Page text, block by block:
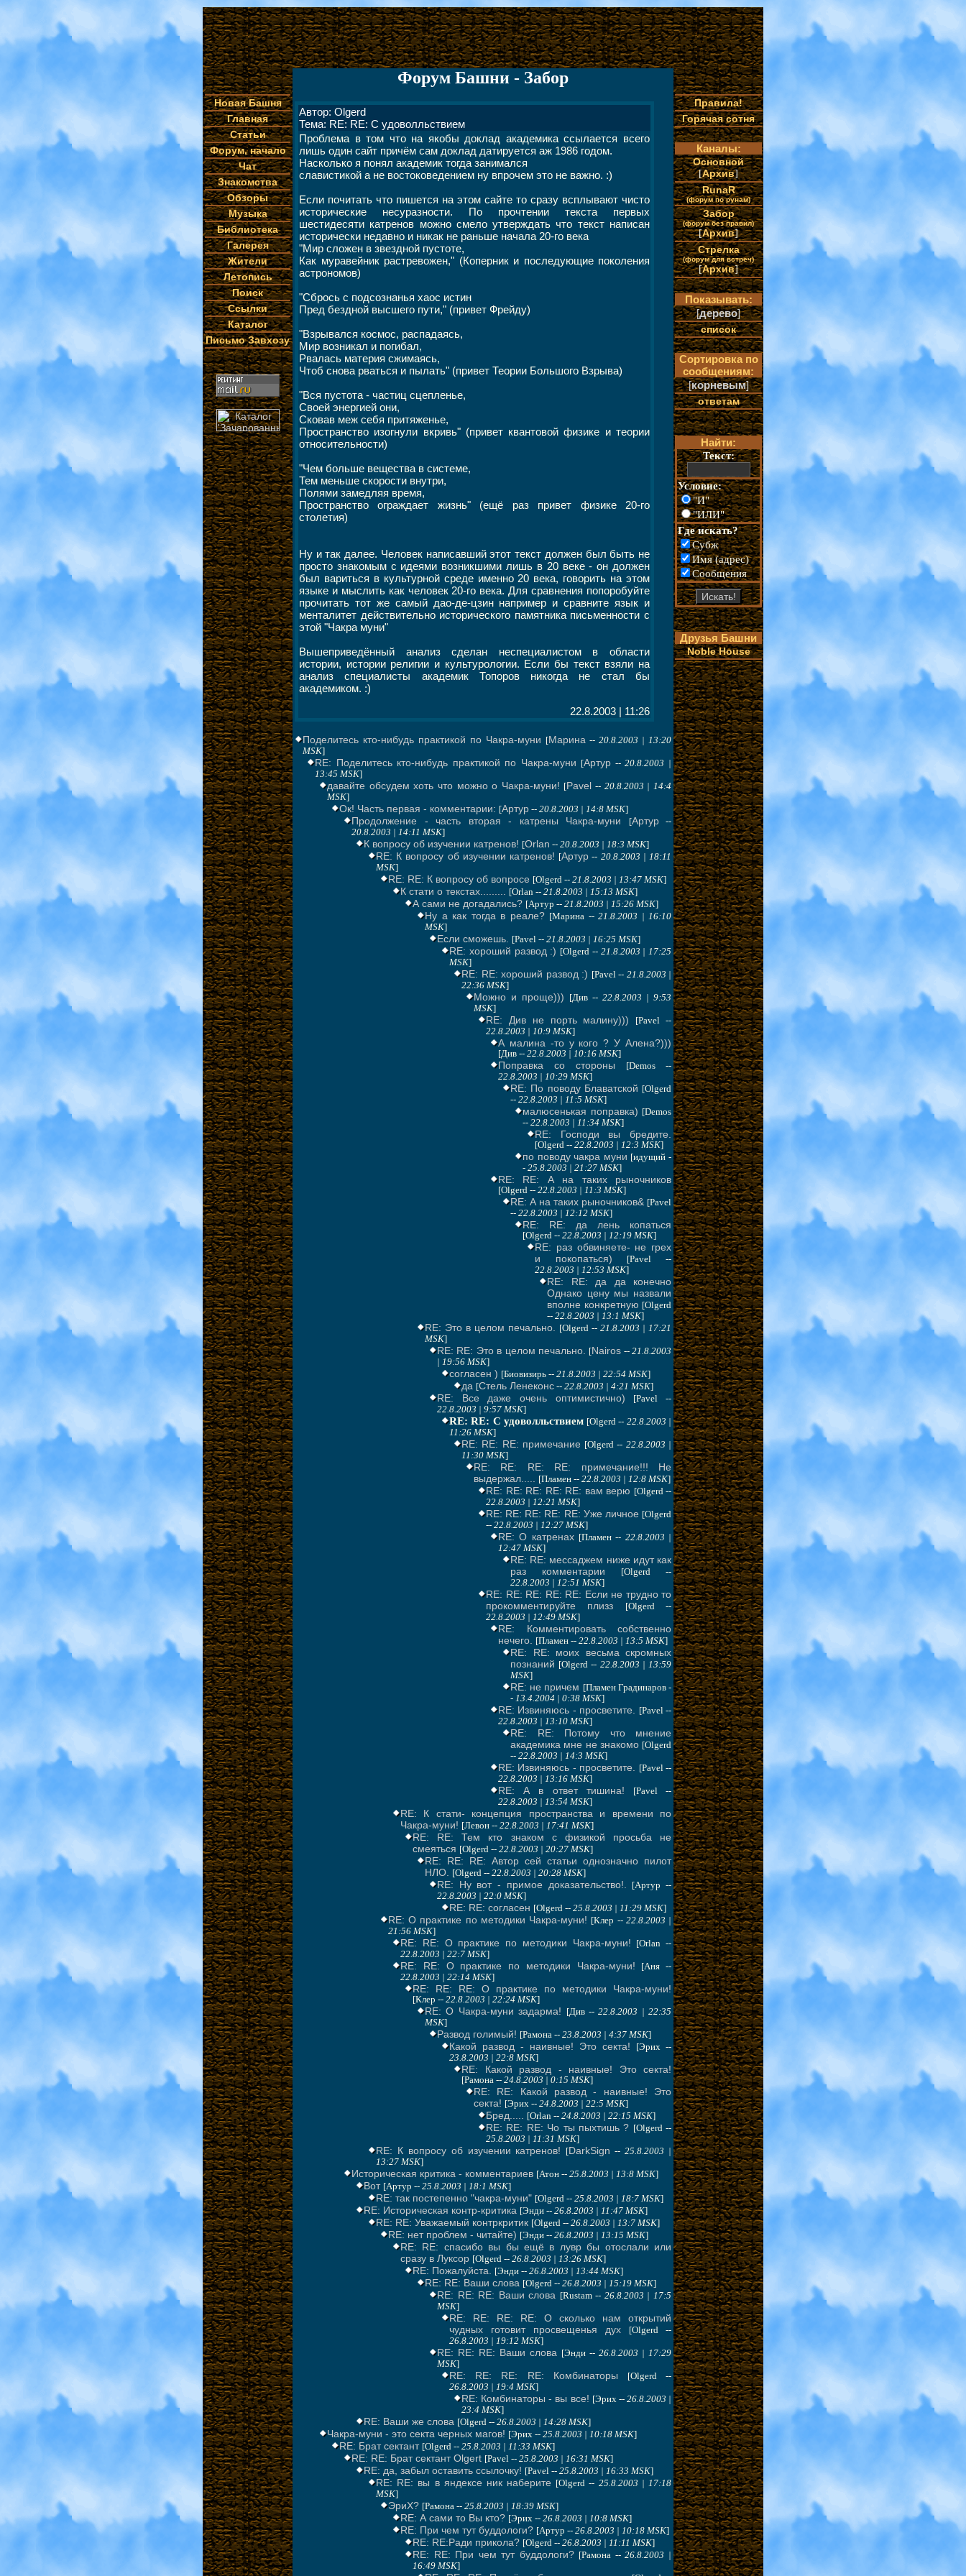
Новая Башня
Главная
Статьи
Форум, начало
Чат
Знакомства
Обзоры
Музыка
Библиотека
Галерея
Жители
Летопись
Поиск
Ссылки
Каталог
Письмо Завхозу
Форум Башни - Забор
Автор: Olgerd
Тема: RE: RE: С удоволльствием
Проблема в том что на якобы доклад академика ссылается всего
лишь один сайт причём сам доклад датируется аж 1986 годом.
Насколько я понял академик тогда занимался
славистикой а не востоковедением ну впрочем это не важно. :)
Если почитать что пишется на этом сайте то сразу всплывают чисто
исторические несуразности. По прочтении текста первых
шестидесяти катренов можно смело утверждать что текст написан
исторически недавно и никак не раньше начала 20-го века
"Мир сложен в звездной пустоте,
Как муравейник растревожен," (Коперник и последующие поколения
астрономов)
"Сбрось с подсознанья хаос истин
Пред бездной высшего пути," (привет Фрейду)
"Взрывался космос, распадаясь,
Мир возникал и погибал,
Рвалась материя сжимаясь,
Чтоб снова рваться и пылать" (привет Теории Большого Взрыва)
"Вся пустота - частиц сцепленье,
Своей энергией они,
Сковав меж себя притяженье,
Пространство изогнули вкривь" (привет квантовой физике и теории
относительности)
"Чем больше вещества в системе,
Тем меньше скорости внутри,
Полями замедляя время,
Пространство ограждает жизнь" (ещё раз привет физике 20-го
столетия)
Ну и так далее. Человек написавший этот текст должен был быть не
просто знакомым с идеями возникшими лишь в 20 веке - он должен
был вариться в культурной среде именно 20 века, говорить на этом
языке и мыслить как человек 20-го века. Для сравнения попоробуйте
прочитать тот же самый дао-де-цзин например и сравните язык и
менталитет действительно исторического памятника письменности с
этой "Чакра муни"
Вышеприведённый анализ сделан неспециалистом в области
истории, истории религии и культурологии. Если бы текст взяли на
анализ специалисты академик Топоров никогда не стал бы
академиком. :)
22.8.2003 | 11:26
Поделитесь кто-нибудь практикой по Чакра-муни [Марина -- 20.8.2003 | 13:20
MSK]
RE: Поделитесь кто-нибудь практикой по Чакра-муни [Артур --20.8.2003 |
13:45 MSK]
давайте обсудем хоть что можно о Чакра-муни! [Pavel -- 20.8.2003 | 14:4
MSK]
Ок! Часть первая - комментарии: [Артур -- 20.8.2003 | 14:8 MSK]
Продолжение - часть вторая - катрены Чакра-муни [Артур--
20.8.2003 | 14:11 MSK]
К вопросу об изучении катренов! [Orlan -- 20.8.2003 | 18:3 MSK]
RE: К вопросу об изучении катренов! [Артур -- 20.8.2003 | 18:11
MSK]
RE: RE: К вопросу об вопросе [Olgerd -- 21.8.2003 | 13:47 MSK]
К стати о текстах......... [Orlan -- 21.8.2003 | 15:13 MSK]
А сами не догадались? [Артур -- 21.8.2003 | 15:26 MSK]
Ну а как тогда в реале? [Марина -- 21.8.2003 | 16:10
MSK]
Если сможешь. [Pavel -- 21.8.2003 | 16:25 MSK]
RE: хороший развод :) [Olgerd -- 21.8.2003 | 17:25
MSK]
RE: RE: хороший развод :) [Pavel -- 21.8.2003 |
22:36 MSK]
Можно и проще))) [Див -- 22.8.2003 | 9:53
MSK]
RE: Див не порть малину)))
[Pavel --
22.8.2003 | 10:9 MSK]
А малина -то у кого ? У Алена?)))
[Див -- 22.8.2003 | 10:16 MSK]
Поправка со стороны
[Demos --
22.8.2003 | 10:29 MSK]
RE: По поводу Блаватской [Olgerd
-- 22.8.2003 | 11:5 MSK]
малюсенькая поправка) [Demos
-- 22.8.2003 | 11:34 MSK]
RE: Господи вы бредите.
[Olgerd -- 22.8.2003 | 12:3 MSK]
по поводу чакра муни [идущий -
- 25.8.2003 | 21:27 MSK]
RE: RE: А на таких рыночников
[Olgerd -- 22.8.2003 | 11:3 MSK]
RE: А на таких рыночников& [Pavel
-- 22.8.2003 | 12:12 MSK]
RE: RE: да лень копаться
[Olgerd -- 22.8.2003 | 12:19 MSK]
RE: раз обвиняете- не грех
и покопаться)
[Pavel --
22.8.2003 | 12:53 MSK]
RE: RE: да да конечно
Однако цену мы назвали
вполне конкретную [Olgerd
-- 22.8.2003 | 13:1 MSK]
RE: Это в целом печально. [Olgerd -- 21.8.2003 | 17:21
MSK]
RE: RE: Это в целом печально. [Nairos -- 21.8.2003
| 19:56 MSK]
согласен ) [Биовизирь -- 21.8.2003 | 22:54 MSK]
да [Стель Ленеконс -- 22.8.2003 | 4:21 MSK]
RE: Все даже очень оптимистично)
[Pavel --
22.8.2003 | 9:57 MSK]
RE: RE: С удоволльствием [Olgerd -- 22.8.2003 |
11:26 MSK]
RE: RE: RE: примечание [Olgerd -- 22.8.2003 |
11:30 MSK]
RE: RE: RE: RE: примечание!!! Не
выдержал.....
[Пламен -- 22.8.2003 | 12:8 MSK]
RE: RE: RE: RE: RE: вам верю [Olgerd --
22.8.2003 | 12:21 MSK]
RE: RE: RE: RE: RE: Уже личное [Olgerd
-- 22.8.2003 | 12:27 MSK]
RE: О катренах [Пламен -- 22.8.2003 |
12:47 MSK]
RE: RE: мессаджем ниже идут как
раз комментарии
[Olgerd --
22.8.2003 | 12:51 MSK]
RE: RE: RE: RE: RE: Если не трудно то
прокомментируйте плизз
[Olgerd --
22.8.2003 | 12:49 MSK]
RE: Комментировать собственно
нечего.
[Пламен -- 22.8.2003 | 13:5 MSK]
RE: RE: моих весьма скромных
познаний [Olgerd -- 22.8.2003 | 13:59
MSK]
RE: не причем [Пламен Градинаров -
- 13.4.2004 | 0:38 MSK]
RE: Извиняюсь - просветите.
[Pavel --
22.8.2003 | 13:10 MSK]
RE: RE: Потому что мнение
академика мне не знакомо [Olgerd
-- 22.8.2003 | 14:3 MSK]
RE: Извиняюсь - просветите.
[Pavel --
22.8.2003 | 13:16 MSK]
RE: А в ответ тишина!
[Pavel --
22.8.2003 | 13:54 MSK]
RE: К стати- концепция пространства и времени по
Чакра-муни! [Левон -- 22.8.2003 | 17:41 MSK]
RE: RE: Тем кто знаком с физикой просьба не
смеяться [Olgerd -- 22.8.2003 | 20:27 MSK]
RE: RE: RE: Автор сей статьи однозначно пилот
НЛО.
[Olgerd -- 22.8.2003 | 20:28 MSK]
RE: Ну вот - примое доказательство!.
[Артур --
22.8.2003 | 22:0 MSK]
RE: RE: согласен [Olgerd -- 25.8.2003 | 11:29 MSK]
RE: О практике по методики Чакра-муни! [Клер -- 22.8.2003 |
21:56 MSK]
RE: RE: О практике по методики Чакра-муни!
[Orlan --
22.8.2003 | 22:7 MSK]
RE: RE: О практике по методики Чакра-муни!
[Аня --
22.8.2003 | 22:14 MSK]
RE: RE: RE: О практике по методики Чакра-муни!
[Клер -- 22.8.2003 | 22:24 MSK]
RE: О Чакра-муни задарма! [Див --22.8.2003 | 22:35
MSK]
Развод голимый! [Рамона -- 23.8.2003 | 4:37 MSK]
Какой развод - наивные! Это секта!
[Эрих --
23.8.2003 | 22:8 MSK]
RE: Какой развод - наивные! Это секта!
[Рамона -- 24.8.2003 | 0:15 MSK]
RE: RE: Какой развод - наивные! Это
секта! [Эрих -- 24.8.2003 | 22:5 MSK]
Бред..... [Orlan -- 24.8.2003 | 22:15 MSK]
RE: RE: RE: Чо ты пыхтишь ? [Olgerd --
25.8.2003 | 11:31 MSK]
RE: К вопросу об изучении катренов! [DarkSign --25.8.2003 |
13:27 MSK]
Историческая критика - комментариев [Атон -- 25.8.2003 | 13:8 MSK]
Вот [Артур -- 25.8.2003 | 18:1 MSK]
RE: так постепенно "чакра-муни" [Olgerd -- 25.8.2003 | 18:7 MSK]
RE: Историческая контр-критика [Энди -- 26.8.2003 | 11:47 MSK]
RE: RE: Уважаемый контркритик [Olgerd -- 26.8.2003 | 13:7 MSK]
RE: нет проблем - читайте) [Энди -- 26.8.2003 | 13:15 MSK]
RE: RE: спасибо вы бы ещё в лувр бы отослали или
сразу в Луксор [Olgerd -- 26.8.2003 | 13:26 MSK]
RE: Пожалуйста. [Энди -- 26.8.2003 | 13:44 MSK]
RE: RE: Ваши слова [Olgerd -- 26.8.2003 | 15:19 MSK]
RE: RE: RE: Ваши слова [Rustam -- 26.8.2003 | 17:5
MSK]
RE: RE: RE: RE: О сколько нам открытий
чудных готовит просвещенья дух
[Olgerd --
26.8.2003 | 19:12 MSK]
RE: RE: RE: Ваши слова [Энди -- 26.8.2003 | 17:29
MSK]
RE: RE: RE: RE: Комбинаторы
[Olgerd --
26.8.2003 | 19:4 MSK]
RE: Комбинаторы - вы все! [Эрих -- 26.8.2003 |
23:4 MSK]
RE: Ваши же слова [Olgerd -- 26.8.2003 | 14:28 MSK]
Чакра-муни - это секта черных магов! [Эрих -- 25.8.2003 | 10:18 MSK]
RE: Брат сектант [Olgerd -- 25.8.2003 | 11:33 MSK]
RE: RE: Брат сектант Olgert [Pavel -- 25.8.2003 | 16:31 MSK]
RE: да, забыл оставить ссылочку! [Pavel -- 25.8.2003 | 16:33 MSK]
RE: RE: вы в яндексе ник наберите [Olgerd -- 25.8.2003 | 17:18
MSK]
ЭриХ? [Рамона -- 25.8.2003 | 18:39 MSK]
RE: А сами то Вы кто? [Эрих -- 26.8.2003 | 10:8 MSK]
RE: При чем тут буддологи? [Артур -- 26.8.2003 | 10:18 MSK]
RE: RE:Ради прикола? [Olgerd -- 26.8.2003 | 11:11 MSK]
RE: RE: При чем тут буддологи? [Рамона --26.8.2003 |
16:49 MSK]
Правила!
Горячая сотня
Каналы:
Основной
[Архив]
RunaR
(форум по рунам)
Забор
(форум без правил)
[Архив]
Стрелка
(форум для встреч)
[Архив]
Показывать:
[дерево]
список
Сортировка по
сообщениям:
[корневым]
ответам
Найти:
Текст:
Условие:
"И"
"ИЛИ"
Где искать?
Субж
Имя (адрес)
Сообщения
Друзья Башни
Noble House